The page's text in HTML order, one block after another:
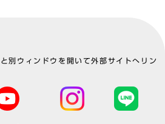
別ウィンドウを開いて外部サイトへリン